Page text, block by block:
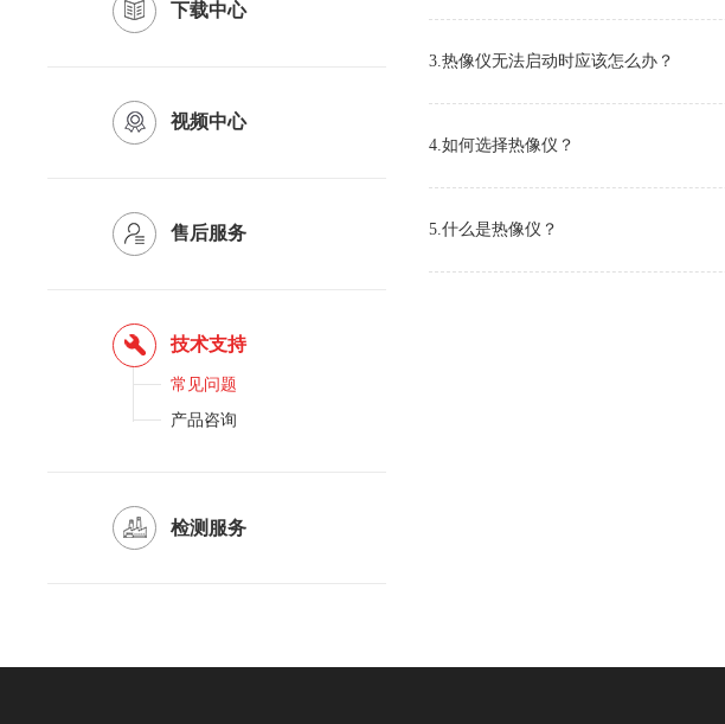
下载中心
视频中心
售后服务
技术支持
常见问题
产品咨询
检测服务
3.热像仪无法启动时应该怎么办？
4.如何选择热像仪？
5.什么是热像仪？